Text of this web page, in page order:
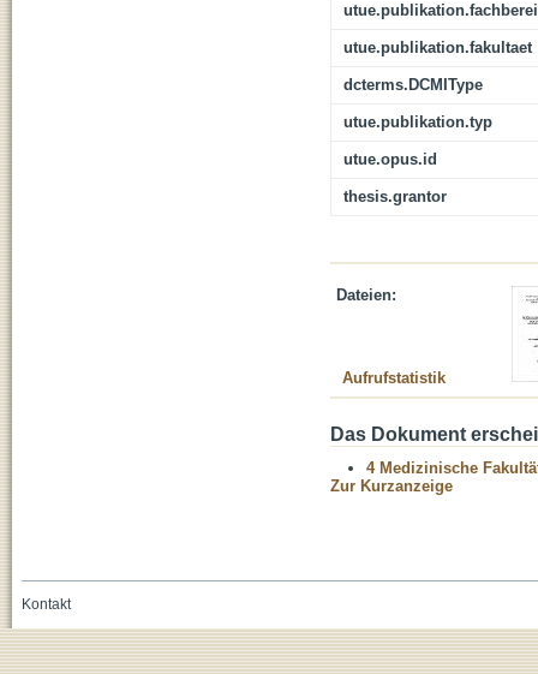
utue.publikation.fakultaet
dcterms.DCMIType
utue.publikation.typ
utue.opus.id
thesis.grantor
Dateien:
Aufrufstatistik
Das Dokument
4 Medizinische
Zur Kurzanzeige
Kontakt